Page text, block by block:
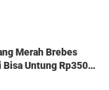
Merah Brebes
Bisa Untung Rp350